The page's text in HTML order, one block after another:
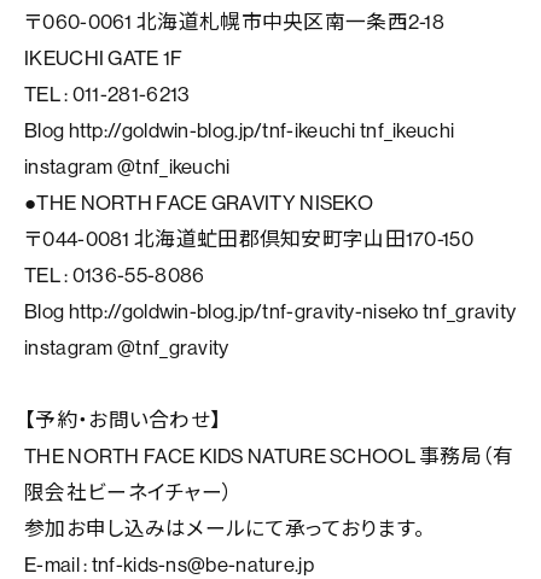
〒060-0061 北海道札幌市中央区南一条西2-18
IKEUCHI GATE 1F
TEL : 011-281-6213
Blog http://goldwin-blog.jp/tnf-ikeuchi tnf_ikeuchi
instagram @tnf_ikeuchi
●THE NORTH FACE GRAVITY NISEKO
〒044-0081 北海道虻田郡倶知安町字山田170-150
TEL : 0136-55-8086
Blog http://goldwin-blog.jp/tnf-gravity-niseko tnf_gravity
instagram @tnf_gravity
【予約・お問い合わせ】
THE NORTH FACE KIDS NATURE SCHOOL 事務局（有
限会社ビーネイチャー）
参加お申し込みはメールにて承っております。
E-mail : tnf-kids-ns@be-nature.jp